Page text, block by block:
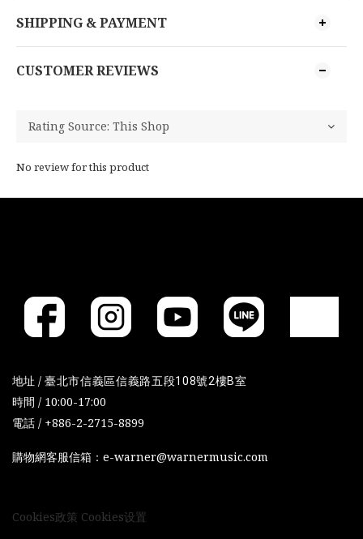
SHIPPING & PAYMENT
CUSTOMER REVIEWS
No review for this product
地址 / 臺北市信義區信義路五段108號2樓B室
時間 / 10:00-17:00
電話 / +886-2-2715-8899
購物網客服信箱：e-warner@warnermusic.com
Cookies政策 Cookies设置